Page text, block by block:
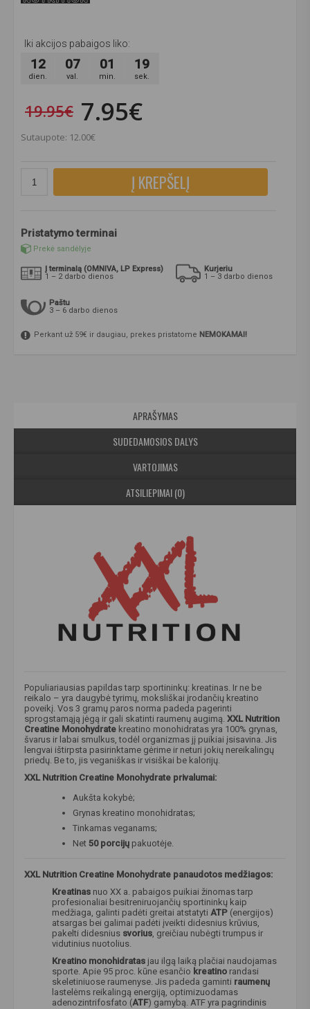
Iki akcijos pabaigos liko:
12
dien.
07
val.
01
min.
18
sek.
19.95€ 7.95€
Sutaupote: 12.00€
Į KREPŠELĮ
Pristatymo terminai
Prekė sandėlyje
Į terminalą (OMNIVA, LP Express)
1 – 2 darbo dienos
Kurjeriu
1 – 3 darbo dienos
Paštu
3 – 6 darbo dienos
Perkant už 59€ ir daugiau, prekes pristatome NEMOKAMAI!
APRAŠYMAS
SUDEDAMOSIOS DALYS
VARTOJIMAS
ATSILIEPIMAI (0)
Populiariausias papildas tarp sportininkų: kreatinas. Ir ne be
reikalo – yra daugybė tyrimų, moksliškai įrodančių kreatino
poveikį. Vos 3 gramų paros norma padeda pagerinti
sprogstamąją jėgą ir gali skatinti raumenų augimą. XXL Nutrition
Creatine Monohydrate kreatino monohidratas yra 100% grynas,
švarus ir labai smulkus, todėl organizmas jį puikiai įsisavina. Jis
lengvai ištirpsta pasirinktame gėrime ir neturi jokių nereikalingų
priedų. Be to, jis veganiškas ir visiškai be kalorijų.
XXL Nutrition Creatine Monohydrate privalumai:
Aukšta kokybė;
Grynas kreatino monohidratas;
Tinkamas veganams;
Net 50 porcijų pakuotėje.
XXL Nutrition Creatine Monohydrate panaudotos medžiagos:
Kreatinas nuo XX a. pabaigos puikiai žinomas tarp
profesionaliai besitreniruojančių sportininkų kaip
medžiaga, galinti padėti greitai atstatyti ATP (energijos)
atsargas bei galimai padėti įveikti didesnius krūvius,
pakelti didesnius svorius, greičiau nubėgti trumpus ir
vidutinius nuotolius.
Kreatino monohidratas jau ilgą laiką plačiai naudojamas
sporte. Apie 95 proc. kūne esančio kreatino randasi
skeletiniuose raumenyse. Jis padeda gaminti raumenų
lastelėms reikalingą energiją, optimizuodamas
adenozintrifosfato (ATF) gamybą. ATF yra pagrindinis